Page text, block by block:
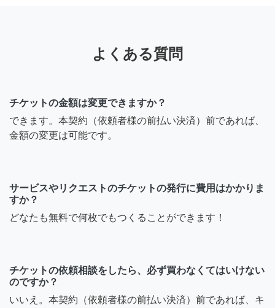
よくある質問
チケットの金額は変更できますか？
できます。本契約（依頼者様の前払い決済）前であれば、
金額の変更は可能です。
サービスやリクエストのチケットの発行に費用はかかりま
すか？
どなたも無料で何枚でもつくることができます！
チケットの依頼相談をしたら、必ず買わなくてはいけない
のですか？
いいえ。本契約（依頼者様の前払い決済）前であれば、キ